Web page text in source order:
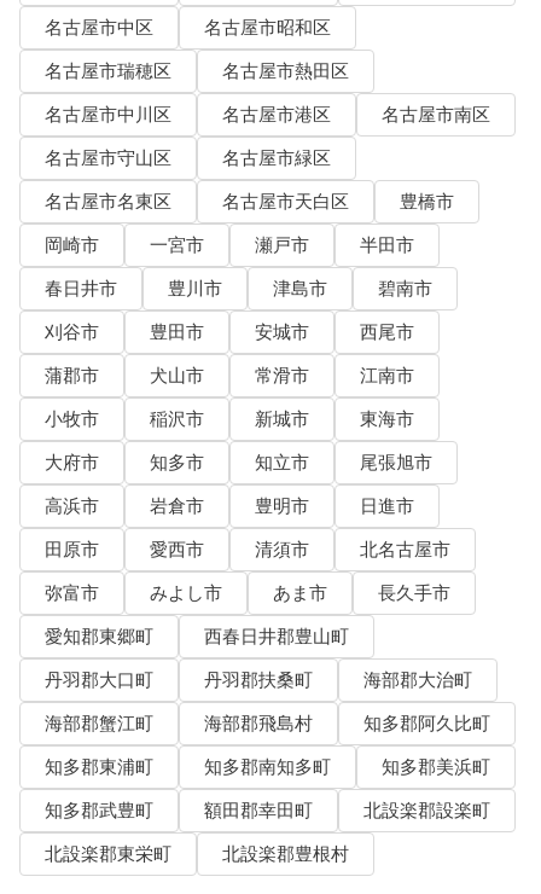
名古屋市中区
名古屋市昭和区
名古屋市瑞穂区
名古屋市熱田区
名古屋市中川区
名古屋市港区
名古屋市南区
名古屋市守山区
名古屋市緑区
名古屋市名東区
名古屋市天白区
豊橋市
岡崎市
一宮市 瀬戸市
半田市
春日井市
豊川市 津島市
碧南市
刈谷市
豊田市 安城市
西尾市
蒲郡市
犬山市 常滑市
江南市
小牧市
稲沢市 新城市
東海市
大府市
知多市 知立市
尾張旭市
高浜市
岩倉市 豊明市
日進市
田原市
愛西市 清須市
北名古屋市
弥富市
みよし市 あま市
長久手市
愛知郡東郷町
西春日井郡豊山町
丹羽郡大口町
丹羽郡扶桑町
海部郡大治町
海部郡蟹江町
海部郡飛島村
知多郡阿久比町
知多郡東浦町
知多郡南知多町
知多郡美浜町
知多郡武豊町
額田郡幸田町
北設楽郡設楽町
北設楽郡東栄町
北設楽郡豊根村